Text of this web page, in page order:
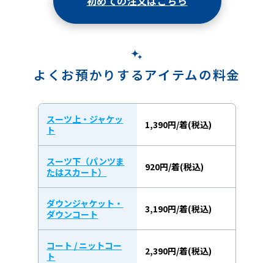
よくお預かりするアイテムの料金
スーツ上・ジャケッ
ト
1,390円/着(税込)
スーツ下（パンツま
たはスカート）
920円/着(税込)
ダウンジャケット・
ダウンコート
3,190円/着(税込)
コート / ニットコー
ト
2,390円/着(税込)